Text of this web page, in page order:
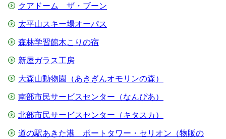
クアドーム ザ・ブーン
太平山スキー場オーパス
森林学習館木こりの宿
新屋ガラス工房
大森山動物園（あきぎんオモリンの森）
南部市民サービスセンター（なんぴあ）
北部市民サービスセンター（キタスカ）
道の駅あきた港 ポートタワー・セリオン（物販の